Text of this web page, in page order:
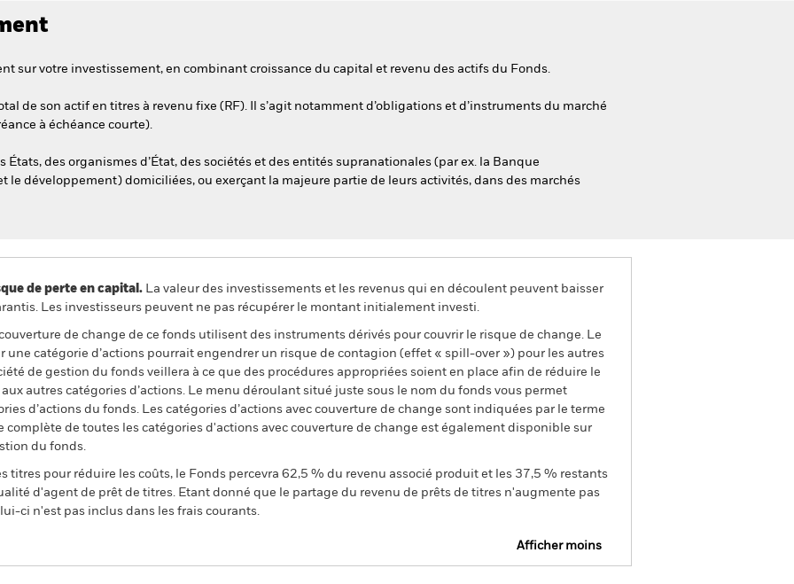
sur votre investissement, en combinant croissance du capital et revenu des actifs du Fonds.
de son actif en titres à revenu fixe (RF). Il s’agit notamment d’obligations et d’instruments du marché
à échéance courte).
États, des organismes d’État, des sociétés et des entités supranationales (par ex. la Banque
le développement) domiciliées, ou exerçant la majeure partie de leurs activités, dans des marchés
de perte en capital. La valeur des investissements et les revenus qui en découlent peuvent baisser
Les investisseurs peuvent ne pas récupérer le montant initialement investi.
couverture de change de ce fonds utilisent des instruments dérivés pour couvrir le risque de change. Le
une catégorie d’actions pourrait engendrer un risque de contagion (effet « spill-over ») pour les autres
de gestion du fonds veillera à ce que des procédures appropriées soient en place afin de réduire le
autres catégories d’actions. Le menu déroulant situé juste sous le nom du fonds vous permet
d’actions du fonds. Les catégories d’actions avec couverture de change sont indiquées par le terme
de toutes les catégories d'actions avec couverture de change est également disponible sur
du fonds.
titres pour réduire les coûts, le Fonds percevra 62,5 % du revenu associé produit et les 37,5 % restants
d'agent de prêt de titres. Etant donné que le partage du revenu de prêts de titres n'augmente pas
ci n'est pas inclus dans les frais courants.
Afficher moins